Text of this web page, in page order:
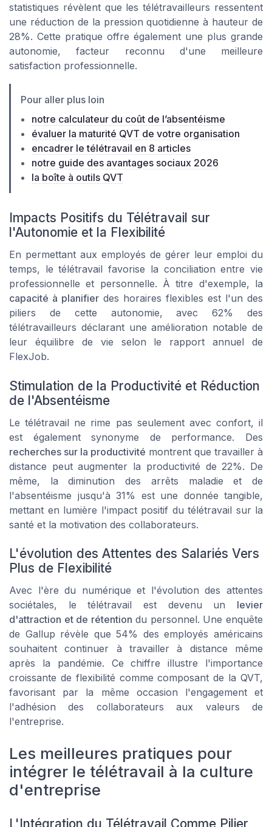
statistiques révèlent que les télétravailleurs ressentent
une réduction de la pression quotidienne à hauteur de
28%. Cette pratique offre également une plus grande
autonomie, facteur reconnu d'une meilleure
satisfaction professionnelle.
Pour aller plus loin
notre calculateur du coût de l’absentéisme
évaluer la maturité QVT de votre organisation
encadrer le télétravail en 8 articles
notre guide des avantages sociaux 2026
la boîte à outils QVT
Impacts Positifs du Télétravail sur
l'Autonomie et la Flexibilité
En permettant aux employés de gérer leur emploi du
temps, le télétravail favorise la conciliation entre vie
professionnelle et personnelle. À titre d'exemple, la
capacité à planifier des horaires flexibles est l'un des
piliers de cette autonomie, avec 62% des
télétravailleurs déclarant une amélioration notable de
leur équilibre de vie selon le rapport annuel de
FlexJob.
Stimulation de la Productivité et Réduction
de l'Absentéisme
Le télétravail ne rime pas seulement avec confort, il
est également synonyme de performance. Des
recherches sur la productivité montrent que travailler à
distance peut augmenter la productivité de 22%. De
même, la diminution des arrêts maladie et de
l'absentéisme jusqu'à 31% est une donnée tangible,
mettant en lumière l'impact positif du télétravail sur la
santé et la motivation des collaborateurs.
L'évolution des Attentes des Salariés Vers
Plus de Flexibilité
Avec l'ère du numérique et l'évolution des attentes
sociétales, le télétravail est devenu un levier
d'attraction et de rétention du personnel. Une enquête
de Gallup révèle que 54% des employés américains
souhaitent continuer à travailler à distance même
après la pandémie. Ce chiffre illustre l'importance
croissante de flexibilité comme composant de la QVT,
favorisant par la même occasion l'engagement et
l'adhésion des collaborateurs aux valeurs de
l'entreprise.
Les meilleures pratiques pour
intégrer le télétravail à la culture
d'entreprise
L'Intégration du Télétravail Comme Pilier